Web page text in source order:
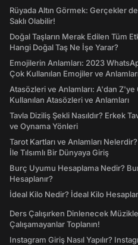
Rüyada Altın Görmek: Gerçekler
Saklı Olabilir!
Doğal Taşların Merak Edilen Tüm
Hangi Doğal Taş Ne İşe Yarar?
Emojilerin Anlamları: 2023
Çok Kullanılan Emojiler ve
Atasözleri ve Anlamları: A'dan Z'ye
Kullanılan Atasözleri ve Anlamları
Tavla Diziliş Şekli Nasıldır? Erkek
ve Oynama Yönleri
Tarot Kartları ve Anlamları
İle Tılsımlı Bir Dünyaya Giriş
Burç Uyumu Hesaplama Nedir?
Hesaplanır?
İdeal Kilo Nedir? İdeal Kilo
Ders Çalışırken Dinlenecek
Çalışamayanlar Toplanın!
Instagram Giriş Nasıl Yapılır?